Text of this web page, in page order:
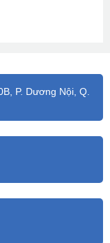
P. Dương Nội, Q.